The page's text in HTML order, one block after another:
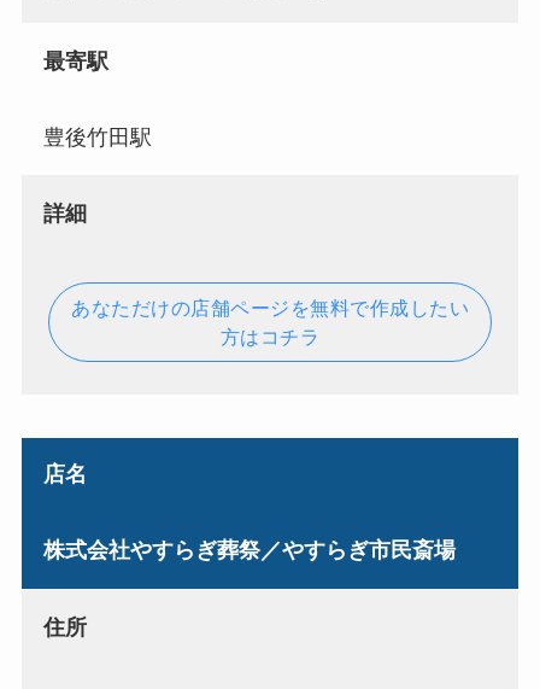
最寄駅
豊後竹田駅
詳細
あなただけの店舗ページを無料で作成したい
方はコチラ
店名
株式会社やすらぎ葬祭／やすらぎ市民斎場
住所